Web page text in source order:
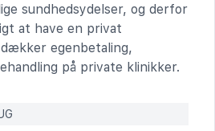
sundhedsydelser, og derfor
at have en privat
egenbetaling,
på private klinikker.